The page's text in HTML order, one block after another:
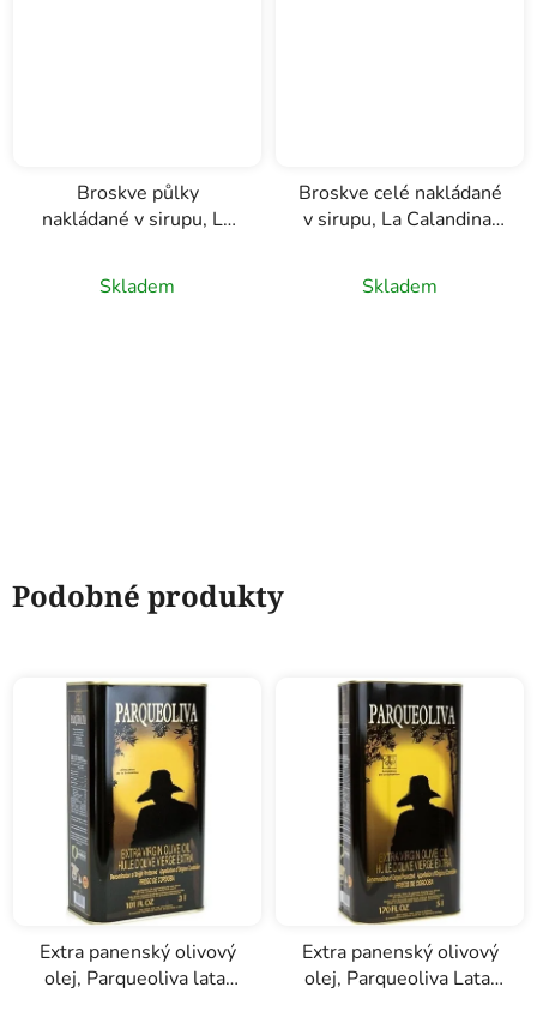
Broskve půlky
nakládané v sirupu, La
Skladem
Broskve celé nakládané
v sirupu, La Calandina,
Skladem
Podobné produkty
Extra panenský olivový
olej, Parqueoliva lata,
Extra panenský olivový
olej, Parqueoliva Lata,